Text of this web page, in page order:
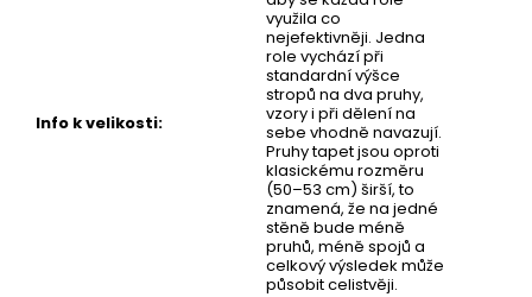
Info k velikosti:
využila co
nejefektivněji. Jedna
role vychází při
standardní výšce
stropů na dva pruhy,
vzory i při dělení na
sebe vhodně navazují.
Pruhy tapet jsou oproti
klasickému rozměru
(50–53 cm) širší, to
znamená, že na jedné
stěně bude méně
pruhů, méně spojů a
celkový výsledek může
působit celistvěji.
TAPETA